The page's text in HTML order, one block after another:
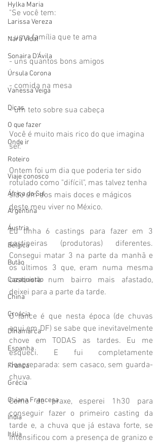
Hylka Maria
Larissa Vereza
Nara Vidal
Sonaira D'Ávila
Úrsula Corona
Vanessa Veiga
Dicas
O que fazer
Onde ir
Roteiro
Viaje conosco
África do Sul
Argentina
Áustria
Bélgica
Butão
Cazaquistão
China
Croácia
Dinamarca
Espanha
França
Grécia
Guiana Francesa
Índia
Itália
"Se você tem:
- uma família que te ama
- uns quantos bons amigos
- comida na mesa
- um teto sobre sua cabeça
Você é muito mais rico do que imagina
ser."
Ontem foi um dia que poderia ter sido
rotulado como "difícil", mas talvez tenha
sido um dos mais doces e mágicos
deste meu viver no México.
Eu tinha 6 castings para fazer em 3
castineiras (produtoras) diferentes.
Consegui matar 3 na parte da manhã e
os últimos 3 que, eram numa mesma
castinera num bairro mais afastado,
deixei para a parte da tarde.
O lance é que nesta época (de chuvas
aqui em DF) se sabe que inevitavelmente
chove em TODAS as tardes. Eu me
esqueci. E fui completamente
despreparada: sem casaco, sem guarda-
chuva.
Como de praxe, esperei 1h30 para
conseguir fazer o primeiro casting da
tarde e, a chuva que já estava forte, se
intensificou com a presença de granizo e